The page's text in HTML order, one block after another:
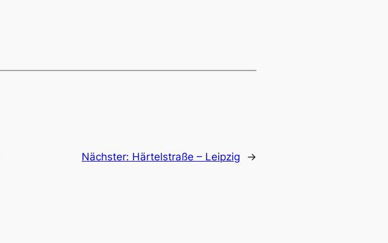
Nächster: Härtelstraße – Leipzig →